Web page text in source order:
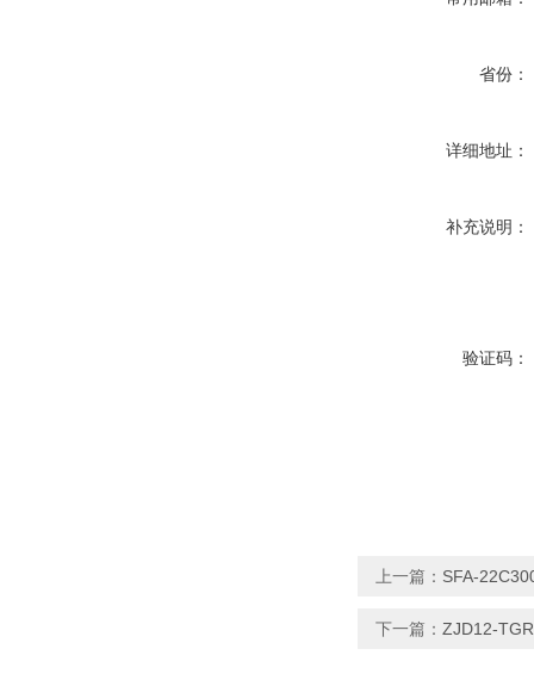
省份：
详细地址：
补充说明：
验证码：
上一篇： SFA-
下一篇： ZJD12-